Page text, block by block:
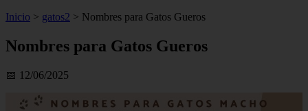
Inicio > gatos2 > Nombres para Gatos Gueros
Nombres para Gatos Gueros
📅 12/06/2025